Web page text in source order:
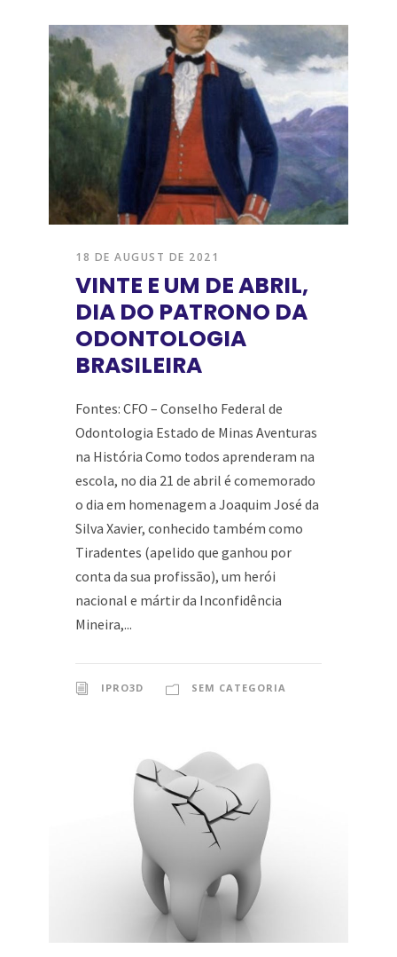
18 DE AUGUST DE 2021
VINTE E UM DE ABRIL,
DIA DO PATRONO DA
ODONTOLOGIA
BRASILEIRA
Fontes: CFO – Conselho Federal de
Odontologia Estado de Minas Aventuras
na História Como todos aprenderam na
escola, no dia 21 de abril é comemorado
o dia em homenagem a Joaquim José da
Silva Xavier, conhecido também como
Tiradentes (apelido que ganhou por
conta da sua profissão), um herói
nacional e mártir da Inconfidência
Mineira,...
IPRO3D SEM CATEGORIA